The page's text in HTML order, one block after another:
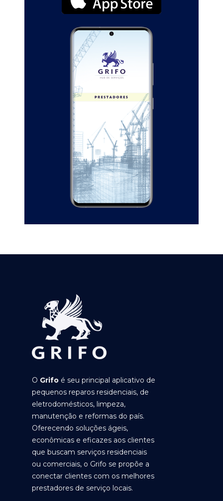
O Grifo é seu principal aplicativo de
pequenos reparos residenciais, de
eletrodomésticos, limpeza,
manutenção e reformas do país.
Oferecendo soluções ágeis,
econômicas e eficazes aos clientes
que buscam serviços residenciais
ou comerciais, o Grifo se propõe a
conectar clientes com os melhores
prestadores de serviço locais.